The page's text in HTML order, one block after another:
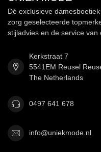
Dé exclusieve
zorg geselecteerde
stijladvies en de service van
Kerkstraat 7
5541EM Reusel
The Netherlands
0497 641 678
info@uniekmode.nl